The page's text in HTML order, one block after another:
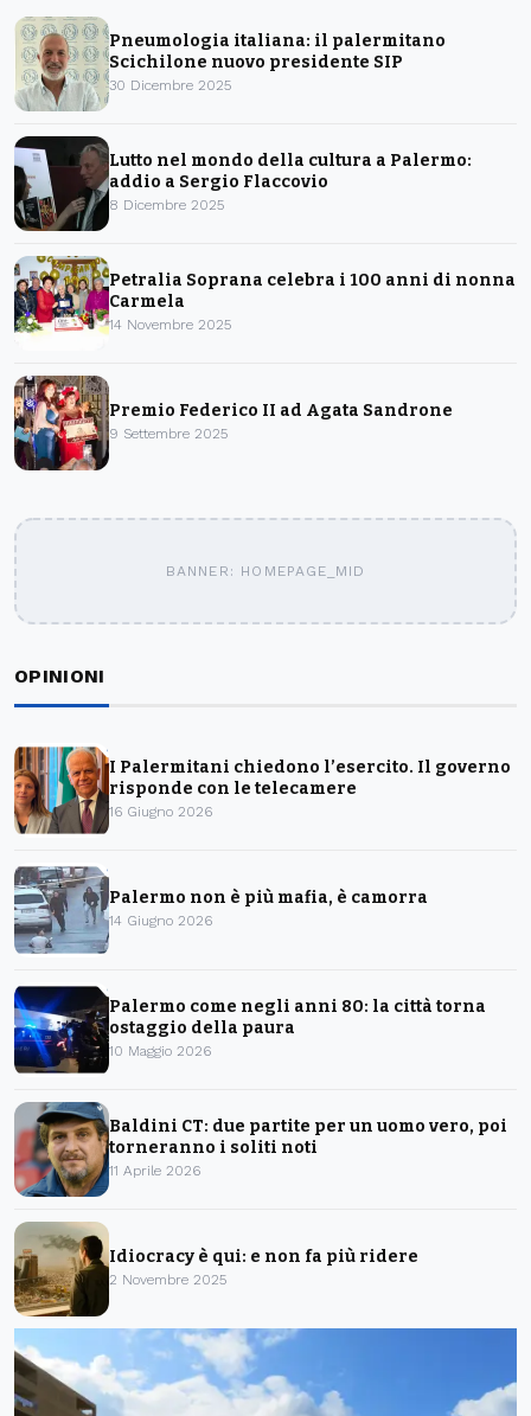
Pneumologia italiana: il palermitano
Scichilone nuovo presidente SIP
30 Dicembre 2025
Lutto nel mondo della cultura a Palermo:
addio a Sergio Flaccovio
8 Dicembre 2025
Petralia Soprana celebra i 100 anni di nonna
Carmela
14 Novembre 2025
Premio Federico II ad Agata Sandrone
9 Settembre 2025
BANNER: HOMEPAGE_MID
OPINIONI
I Palermitani chiedono l’esercito. Il governo
risponde con le telecamere
16 Giugno 2026
Palermo non è più mafia, è camorra
14 Giugno 2026
Palermo come negli anni 80: la città torna
ostaggio della paura
10 Maggio 2026
Baldini CT: due partite per un uomo vero, poi
torneranno i soliti noti
11 Aprile 2026
Idiocracy è qui: e non fa più ridere
2 Novembre 2025